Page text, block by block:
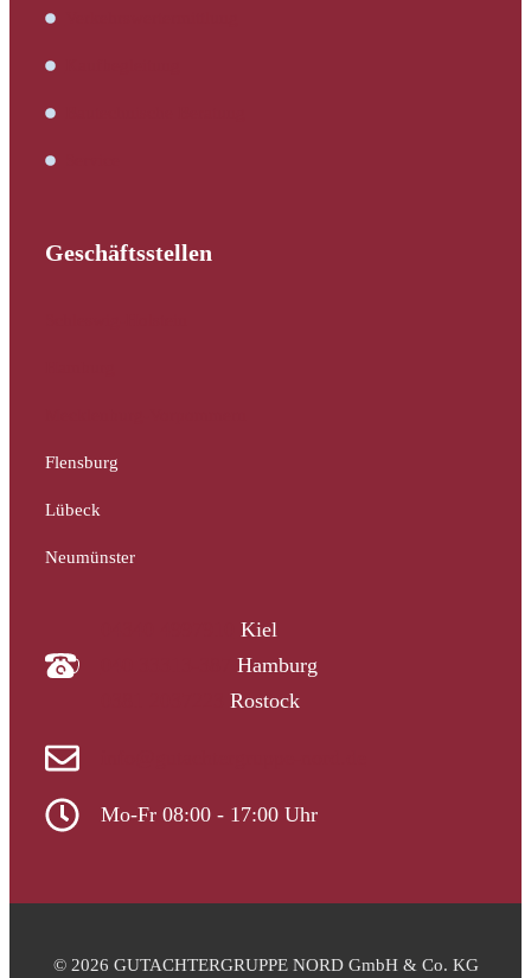
Geschäftsstellen
Flensburg
Lübeck
Neumünster
Kiel
Hamburg
Rostock
Mo-Fr 08:00 - 17:00 Uhr
© 2026 GUTACHTERGRUPPE NORD GmbH & Co. KG